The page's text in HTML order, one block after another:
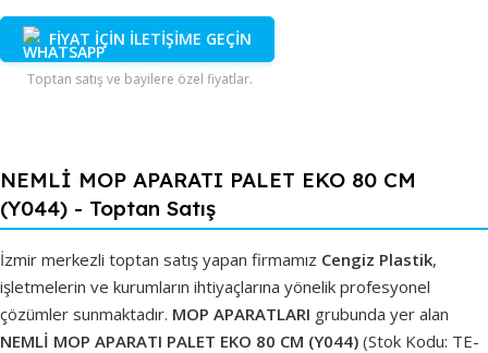
FİYAT İÇİN İLETİŞİME GEÇİN
Toptan satış ve bayilere özel fiyatlar.
NEMLİ MOP APARATI PALET EKO 80 CM
(Y044) - Toptan Satış
İzmir merkezli toptan satış yapan firmamız Cengiz Plastik,
işletmelerin ve kurumların ihtiyaçlarına yönelik profesyonel
çözümler sunmaktadır. MOP APARATLARI grubunda yer alan
NEMLİ MOP APARATI PALET EKO 80 CM (Y044) (Stok Kodu: TE-